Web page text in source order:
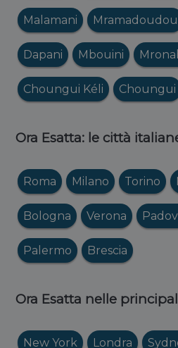
Malamani Mramadoudou
Dapani Mbouini
Choungui Kéli Choungui
Ora Esatta: le città
Roma Milano Torino
Bologna Verona
Palermo Brescia
Ora Esatta nelle
New York Londra